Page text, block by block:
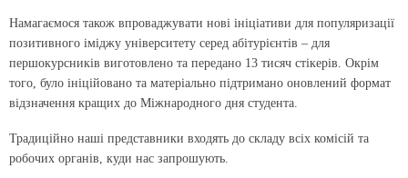
Намагаємося також впроваджувати нові ініціативи для популяризації
позитивного іміджу університету серед абітурієнтів – для
першокурсників виготовлено та пе­редано 13 тисяч стікерів. Окрім
того, було ініційовано та матеріально підтримано оновлений формат
відзначення кращих до Міжнародного дня студента.
Традиційно наші представники входять до складу всіх комісій та
робочих органів, куди нас запрошують.